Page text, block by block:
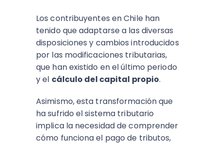
Los contribuyentes en Chile han
tenido que adaptarse a las diversas
disposiciones y cambios introducidos
por las modificaciones tributarias,
que han existido en el último periodo
y el cálculo del capital propio.
Asimismo, esta transformación que
ha sufrido el sistema tributario
implica la necesidad de comprender
cómo funciona el pago de tributos,